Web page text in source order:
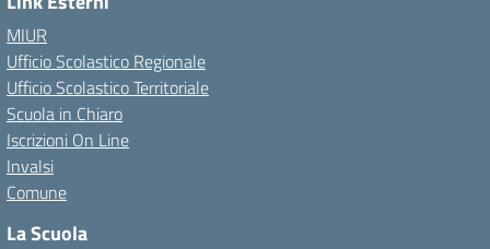
MIUR
Ufficio Scolastico Regionale
Ufficio Scolastico Territoriale
Scuola in Chiaro
Iscrizioni On Line
Invalsi
Comune
La Scuola